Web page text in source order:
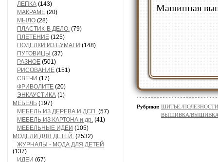
ЛЕПКА (143)
МАКРАМЕ (20)
МЫЛО (28)
ПЛАСТИК-В ДЕЛО. (79)
ПЛЕТЕНИЕ (125)
ПОДЕЛКИ ИЗ БУМАГИ (148)
ПУГОВИЦЫ (37)
РАЗНОЕ (501)
РИСОВАНИЕ (151)
СВЕЧИ (17)
ФРИВОЛИТЕ (20)
ЭНКАУСТИКА (1)
МЕБЕЛЬ (197)
МЕБЕЛЬ ИЗ ДЕРЕВА И ДСП. (57)
МЕБЕЛЬ ИЗ КАРТОНА и др. (41)
МЕБЕЛЬНЫЕ ИДЕИ (105)
МОДЕЛИ ДЛЯ ДЕТЕЙ. (2532)
ЖУРНАЛЫ - МОДА ДЛЯ ДЕТЕЙ
(137)
ИДЕИ (67)
Машинная
Рубрики: ШИТЬЕ./ПОЛЕЗНОСТИ
ВЫШИВКА/ВЫШИВКА